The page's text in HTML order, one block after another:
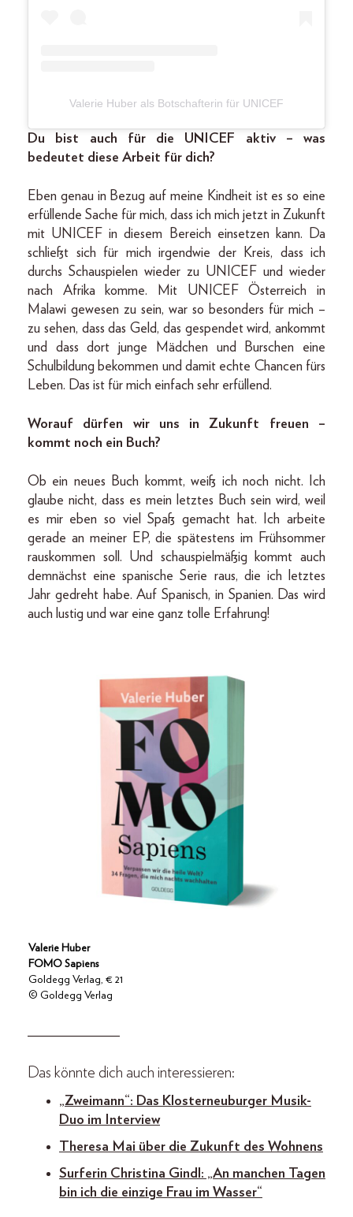
Valerie Huber als Botschafterin für UNICEF
Du bist auch für die UNICEF aktiv – was
bedeutet diese Arbeit für dich?
Eben genau in Bezug auf meine Kindheit ist es so eine
erfüllende Sache für mich, dass ich mich jetzt in Zukunft
mit UNICEF in diesem Bereich einsetzen kann. Da
schließt sich für mich irgendwie der Kreis, dass ich
durchs Schauspielen wieder zu UNICEF und wieder
nach Afrika komme. Mit UNICEF Österreich in
Malawi gewesen zu sein, war so besonders für mich –
zu sehen, dass das Geld, das gespendet wird, ankommt
und dass dort junge Mädchen und Burschen eine
Schulbildung bekommen und damit echte Chancen fürs
Leben. Das ist für mich einfach sehr erfüllend.
Worauf dürfen wir uns in Zukunft freuen –
kommt noch ein Buch?
Ob ein neues Buch kommt, weiß ich noch nicht. Ich
glaube nicht, dass es mein letztes Buch sein wird, weil
es mir eben so viel Spaß gemacht hat. Ich arbeite
gerade an meiner EP, die spätestens im Frühsommer
rauskommen soll. Und schauspielmäßig kommt auch
demnächst eine spanische Serie raus, die ich letztes
Jahr gedreht habe. Auf Spanisch, in Spanien. Das wird
auch lustig und war eine ganz tolle Erfahrung!
Valerie Huber
FOMO Sapiens
Goldegg Verlag, € 21
© Goldegg Verlag
_____________
Das könnte dich auch interessieren:
„Zweimann“: Das Klosterneuburger Musik-
Duo im Interview
Theresa Mai über die Zukunft des Wohnens
Surferin Christina Gindl: „An manchen Tagen
bin ich die einzige Frau im Wasser“